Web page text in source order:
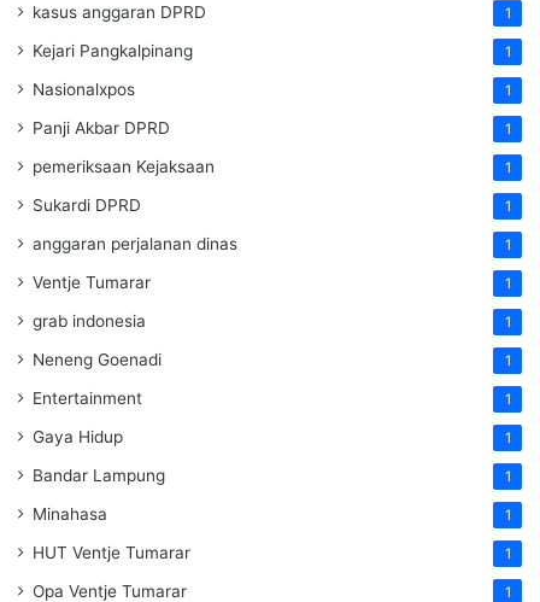
kasus anggaran DPRD 1
Kejari Pangkalpinang 1
Nasionalxpos 1
Panji Akbar DPRD 1
pemeriksaan Kejaksaan 1
Sukardi DPRD 1
anggaran perjalanan dinas 1
Ventje Tumarar 1
grab indonesia 1
Neneng Goenadi 1
Entertainment 1
Gaya Hidup 1
Bandar Lampung 1
Minahasa 1
HUT Ventje Tumarar 1
Opa Ventje Tumarar 1